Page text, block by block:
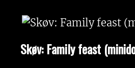
Skøv: Family feast